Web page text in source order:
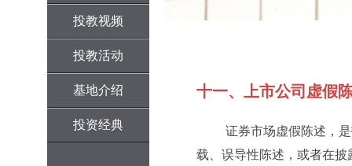
投教视频
投教活动
基地介绍
投资经典
十一、上市公司虚假
证券市场虚假陈述，
载、误导性陈述，或者在